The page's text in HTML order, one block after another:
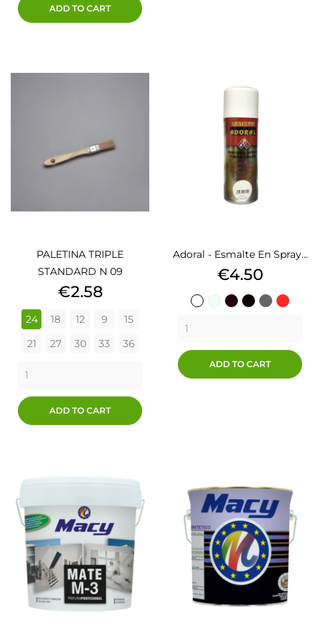
ADD TO CART
PALETINA TRIPLE
STANDARD N 09
Price
€2.58
24 18 12 9
15
21
27 30 33 36
ADD TO CART
Adoral - Esmalte En Spray...
Price
€4.50
BLANCOBLANCO
NEGRONEGRO
ROJO
ADD TO CART